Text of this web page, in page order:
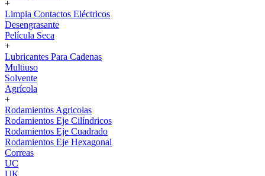
+
Limpia Contactos Eléctricos
Desengrasante
Película Seca
+
Lubricantes Para Cadenas
Multiuso
Solvente
Agrícola
+
Rodamientos Agricolas
Rodamientos Eje Cilíndricos
Rodamientos Eje Cuadrado
Rodamientos Eje Hexagonal
Correas
UC
UK